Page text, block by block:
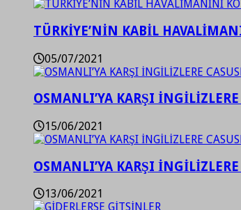
TÜRKİYE’NİN KABİL
05/07/2021
OSMANLI’YA KARŞI
15/06/2021
OSMANLI’YA KARŞI
13/06/2021